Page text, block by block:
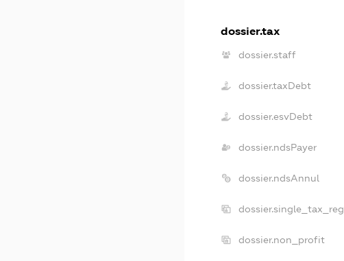
dossier.tax
dossier.staff
dossier.taxDebt
dossier.esvDebt
dossier.ndsPayer
dossier.ndsAnnul
dossier.single_tax_reg
dossier.non_profit